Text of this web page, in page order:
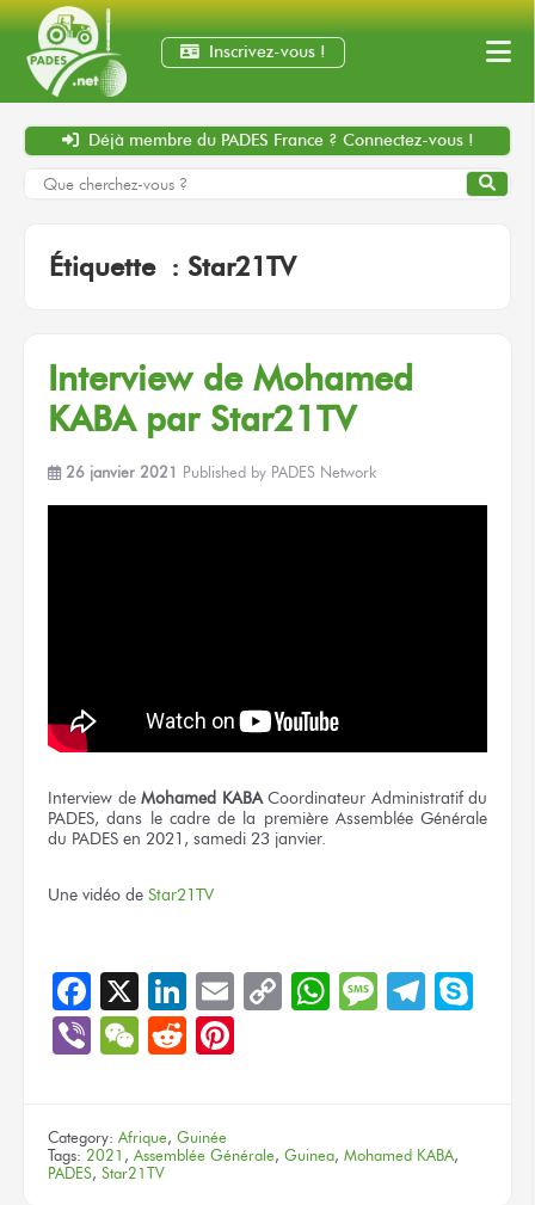
Inscrivez-vous !
Déjà membre du PADES France ? Connectez-vous !
Étiquette : Star21TV
Interview de Mohamed
KABA par Star21TV
26 janvier 2021 Published by PADES Network
Interview de Mohamed KABACoordinateur Administratif du
PADES, dans le cadre de la première Assemblée Générale
du PADES en 2021, samedi 23 janvier.
Une vidéo de Star21TV
Facebook
X LinkedIn
EmailCopyWhatsApp
Message
ViberWeChat
Reddit
Category: Afrique, Guinée
Tags: 2021 , Assemblée Générale, Guinea, Mohamed KABA,
PADES, Star21TV